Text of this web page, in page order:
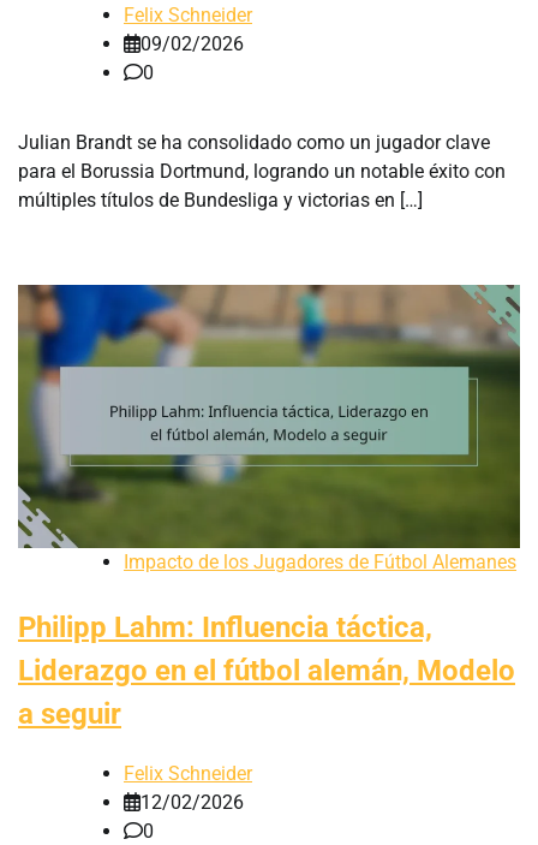
Felix Schneider
09/02/2026
0
Julian Brandt se ha consolidado como un jugador clave
para el Borussia Dortmund, logrando un notable éxito con
múltiples títulos de Bundesliga y victorias en […]
Impacto de los Jugadores de Fútbol Alemanes
Philipp Lahm: Influencia táctica,
Liderazgo en el fútbol alemán, Modelo
a seguir
Felix Schneider
12/02/2026
0